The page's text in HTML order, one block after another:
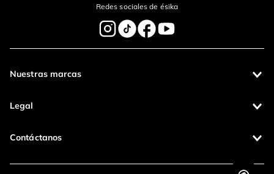
Redes sociales de ésika
Nuestras marcas
Legal
Contáctanos